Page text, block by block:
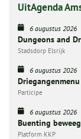
UitAgenda
6 augustus 2026
Dungeons and
Stadsdorp Elsrijk
6 augustus 2026
Participe
6 augustus 2026
Buenting
Platform KKP